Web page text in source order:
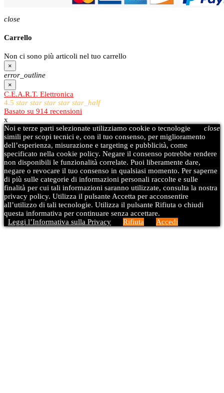
close
Carrello
Non ci sono più articoli nel tuo carrello
×
error_outline
×
C.E.A.R.T. Elettronica
4.5 star star star star star_half
Basato su 914 recensioni
x
close
Noi e terze parti selezionate utilizziamo cookie o tecnologie
simili per scopi tecnici e, con il tuo consenso, per miglioramento
dell’esperienza, misurazione e targeting e pubblicità, come
specificato nella cookie policy. Negare il consenso potrebbe rendere
non disponibili le funzionalità correlate. Puoi liberamente dare,
negare o revocare il tuo consenso in qualsiasi momento. Per saperne
di più sulle categorie di informazioni personali raccolte e sulle
finalità per cui tali informazioni saranno utilizzate, consulta la nostra
privacy policy. Utilizza il pulsante Accetta per acconsentire
all’utilizzo di tali tecnologie. Utilizza il pulsante Rifiuta o chiudi
questa informativa per continuare senza accettare.
Leggi l’Informativa sulla Privacy
Rifiuta Accedi